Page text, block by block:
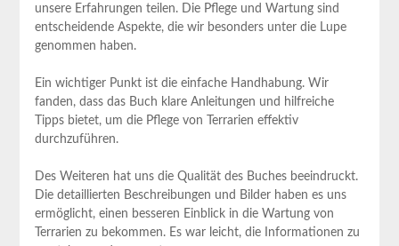
unsere Erfahrungen teilen. Die Pflege und Wartung⁤ sind
⁣entscheidende Aspekte, die wir besonders unter die Lupe
genommen haben.
Ein wichtiger Punkt ist die einfache Handhabung. Wir
fanden, dass ​das Buch klare Anleitungen und hilfreiche
Tipps bietet, um ​die Pflege von Terrarien effektiv​
durchzuführen.
Des Weiteren hat uns die Qualität des Buches beeindruckt.
⁣Die detaillierten⁤ Beschreibungen und‍ Bilder haben es uns
ermöglicht, einen‌ besseren Einblick‌ in die Wartung ​von
Terrarien zu bekommen. Es war leicht, die Informationen zu